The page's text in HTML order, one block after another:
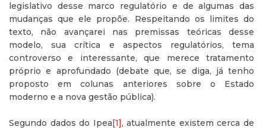
legislativo desse marco regulatório e de algumas das
mudanças que ele propõe. Respeitando os limites do
texto, não avançarei nas premissas teóricas desse
modelo, sua crítica e aspectos regulatórios, tema
controverso e interessante, que merece tratamento
próprio e aprofundado (debate que, se diga, já tenho
proposto em colunas anteriores sobre o Estado
moderno e a nova gestão pública).
Segundo dados do Ipea[1], atualmente existem cerca de